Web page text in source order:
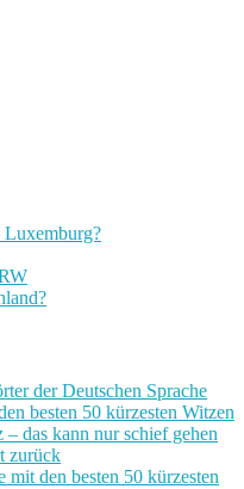
Luxemburg?
der Deutschen Sprache
besten 50 kürzesten Witzen
das kann nur schief gehen
zurück
den besten 50 kürzesten